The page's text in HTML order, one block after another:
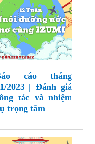
cáo tháng
2023 | Đánh giá
tác và nhiệm
trọng tâm